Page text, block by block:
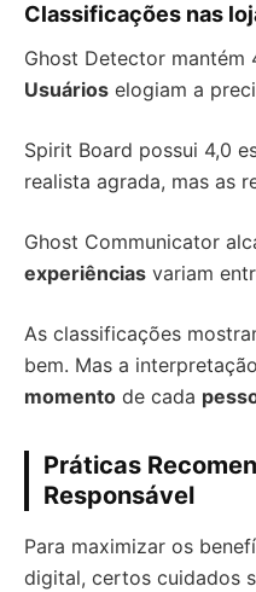
Classificações nas
Ghost Detector mantém
Usuários elogiam a
Spirit Board possui 4,0
realista agrada, mas as
Ghost Communicator
experiências variam
As classificações
bem. Mas a
momento de cada
Práticas
Responsável
Para maximizar os
digital, certos cuidados